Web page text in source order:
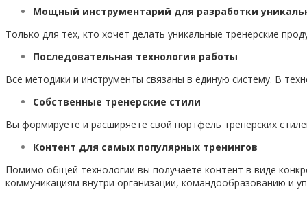
Мощный инструментарий для разработки
Только для тех, кто хочет делать уникальные тренерские
Последовательная технология работы
Все методики и инструменты связаны в единую систему. В
Собственные тренерские стили
Вы формируете и расширяете свой портфель тренерских
Контент для самых популярных тренингов
Помимо общей технологии вы получаете контент в виде
коммуникациям внутри организации, командообразованию и